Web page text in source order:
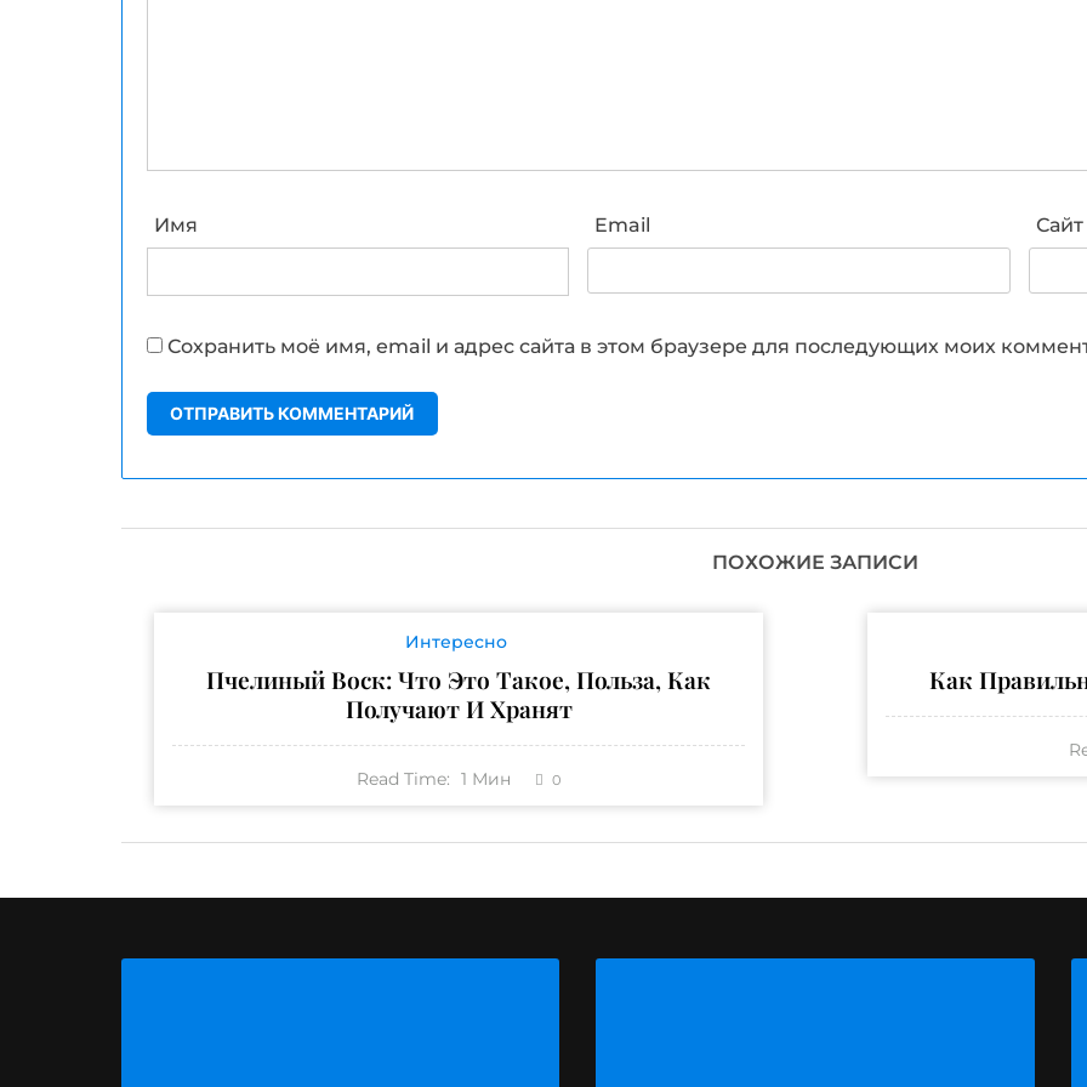
Имя Email Сайт
Сохранить моё имя, email и адрес сайта в этом браузере для последующих моих
ПОХОЖИЕ ЗАПИСИ
Интересно
Пчелиный Воск: Что Это Такое, Польза, Как
Получают И Хранят
Read Time: 1 Мин 0
Как